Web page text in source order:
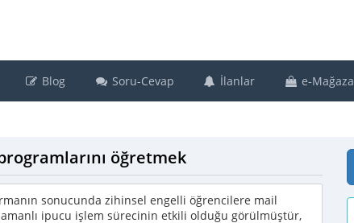
Blog Soru-Cevap İlanlar e-Mağaza
öğretmek
sonucunda zihinsel engelli öğrencilere mail
ipucu işlem sürecinin etkili olduğu görülmüştür,